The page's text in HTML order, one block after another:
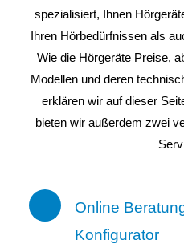
spezialisiert, Ihnen
Ihren Hörbedürfnissen als
Wie die Hörgeräte Preise,
Modellen und deren
erklären wir auf dieser
bieten wir außerdem zwei
Online
Konfigurator